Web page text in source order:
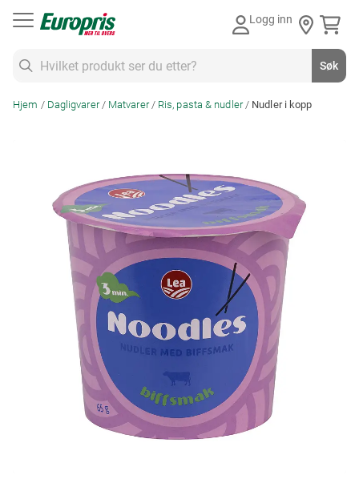
Logg inn
Søk
Hjem Dagligvarer Matvarer Ris, pasta & nudler Nudler i kopp
MERKUPP
3 for 35,-